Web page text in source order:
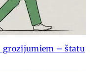
grozījumiem – štatu